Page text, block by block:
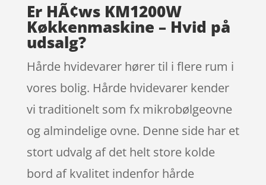
Er HÃ¢ws KM1200W
Køkkenmaskine – Hvid på
udsalg?
Hårde hvidevarer hører til i flere rum i
vores bolig. Hårde hvidevarer kender
vi traditionelt som fx mikrobølgeovne
og almindelige ovne. Denne side har et
stort udvalg af det helt store kolde
bord af kvalitet indenfor hårde